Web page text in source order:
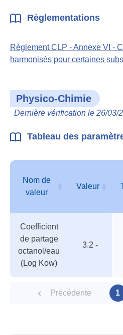
Règlementations
Règlement CLP - Annexe VI -
harmonisés pour certaines
Physico-Chimie
Dernière vérification le 26/03/
Tableau des
des
paramètres
Nom de
valeur
Valeur
valeur
Coefficient
de partage
octanol/eau
(Log Kow)
3.2 -
Précédente 1